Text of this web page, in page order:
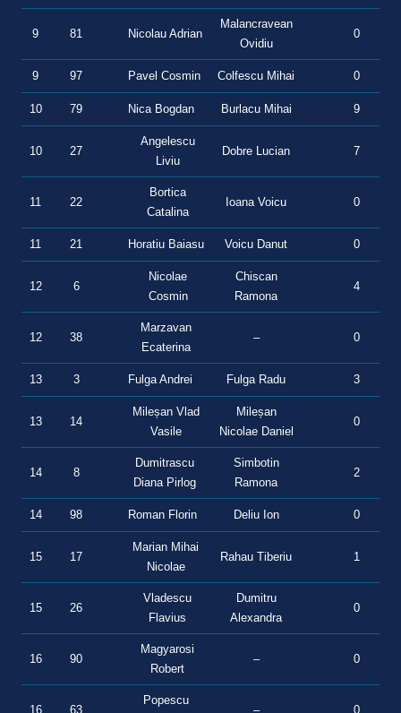
9 81 Nicolau Adrian
Malancravean
Ovidiu
0
9 97 Pavel Cosmin Colfescu Mihai 0
10 79 Nica Bogdan Burlacu Mihai 9
10 27
Angelescu
Liviu
Dobre Lucian 7
11 22
Bortica
Catalina
Ioana Voicu 0
11 21 Horatiu Baiasu Voicu Danut 0
12 6
Nicolae
Cosmin
Chiscan
Ramona
4
12 38
Marzavan
Ecaterina
– 0
13 3 Fulga Andrei Fulga Radu 3
13 14
Mileșan Vlad
Vasile
Mileșan
Nicolae Daniel
0
14 8
Dumitrascu
Diana Pirlog
Simbotin
Ramona
2
14 98 Roman Florin Deliu Ion 0
15 17
Marian Mihai
Nicolae
Rahau Tiberiu 1
15 26
Vladescu
Flavius
Dumitru
Alexandra
0
16 90
Magyarosi
Robert
– 0
16 63
Popescu
– 0